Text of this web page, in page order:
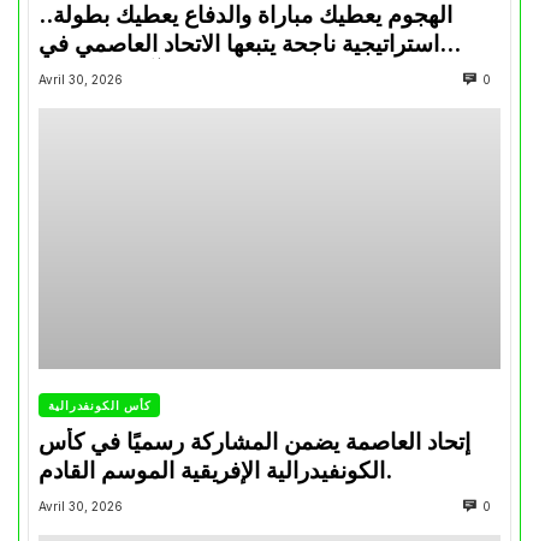
الهجوم يعطيك مباراة والدفاع يعطيك بطولة..
استراتيجية ناجحة يتبعها الاتحاد العاصمي في
تتويجاته آخر السنوات
Avril 30, 2026 0
كأس الكونفدرالية
إتحاد العاصمة يضمن المشاركة رسميًا في كأس
الكونفيدرالية الإفريقية الموسم القادم.
Avril 30, 2026 0